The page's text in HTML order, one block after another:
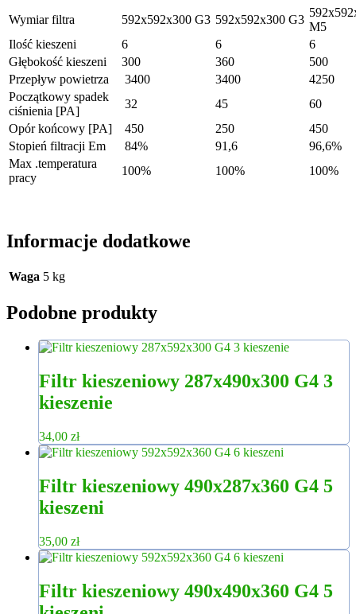
Wymiar filtra 592x592x300 G3 592x592x300 G3
M5
Ilość kieszeni
6 6
6
Głębokość kieszeni
300 360
500
Przepływ powietrza
3400 3400
4250
Początkowy spadek
ciśnienia [PA]
32 45
60
Opór końcowy [PA]
450 250
450
Stopień filtracji Em
84% 91,6
96,6%
Max .temperatura
pracy
100% 100% 100%
Informacje dodatkowe
Waga 5 kg
Podobne produkty
Filtr kieszeniowy 287x490x300 G4 3
kieszenie
34,00 zł
Filtr kieszeniowy 490x287x360 G4 5
kieszeni
35,00 zł
Filtr kieszeniowy 490x490x360 G4 5